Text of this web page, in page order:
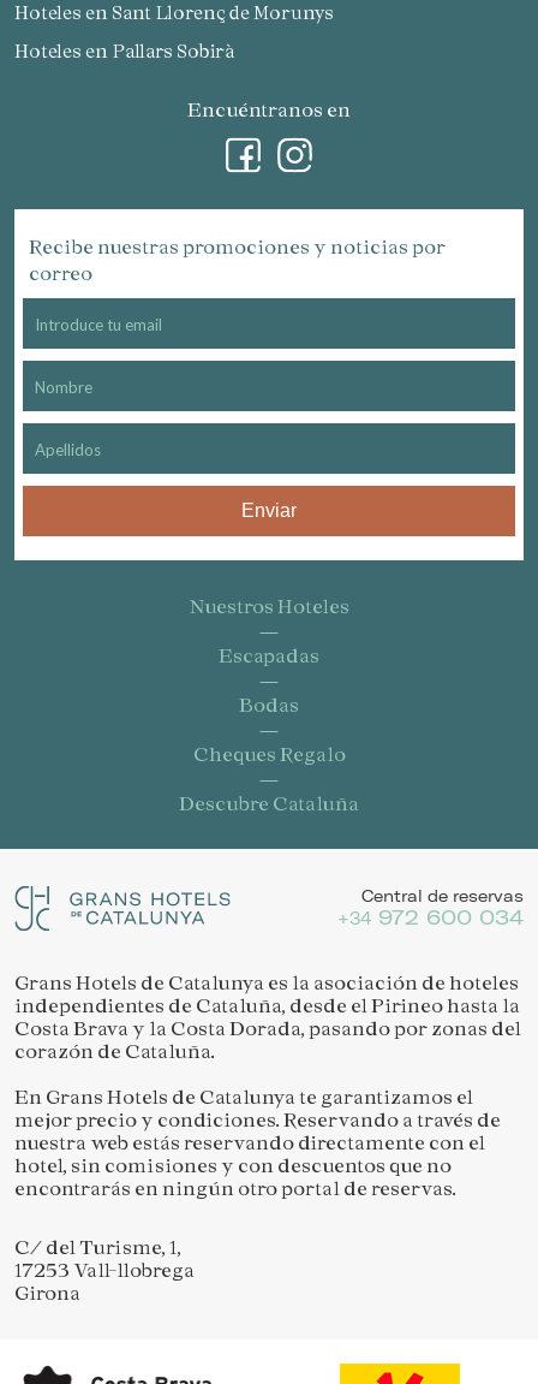
Hoteles en Sant Llorenç de Morunys
Hoteles en Pallars Sobirà
Encuéntranos en
Recibe nuestras promociones y noticias por
correo
Enviar
Nuestros Hoteles
Escapadas
Bodas
Cheques Regalo
Descubre Cataluña
Central de reservas
+34 972 600 034
Grans Hotels de Catalunya es la asociación de hoteles
independientes de Cataluña, desde el Pirineo hasta la
Costa Brava y la Costa Dorada, pasando por zonas del
corazón de Cataluña.
En Grans Hotels de Catalunya te garantizamos el
mejor precio y condiciones. Reservando a través de
nuestra web estás reservando directamente con el
hotel, sin comisiones y con descuentos que no
encontrarás en ningún otro portal de reservas.
C/ del Turisme, 1,
17253 Vall-llobrega
Girona